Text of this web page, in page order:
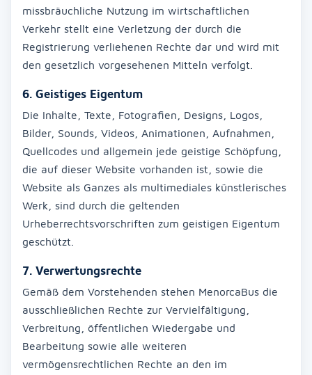
missbräuchliche Nutzung im wirtschaftlichen
Verkehr stellt eine Verletzung der durch die
Registrierung verliehenen Rechte dar und wird mit
den gesetzlich vorgesehenen Mitteln verfolgt.
6. Geistiges Eigentum
Die Inhalte, Texte, Fotografien, Designs, Logos,
Bilder, Sounds, Videos, Animationen, Aufnahmen,
Quellcodes und allgemein jede geistige Schöpfung,
die auf dieser Website vorhanden ist, sowie die
Website als Ganzes als multimediales künstlerisches
Werk, sind durch die geltenden
Urheberrechtsvorschriften zum geistigen Eigentum
geschützt.
7. Verwertungsrechte
Gemäß dem Vorstehenden stehen MenorcaBus die
ausschließlichen Rechte zur Vervielfältigung,
Verbreitung, öffentlichen Wiedergabe und
Bearbeitung sowie alle weiteren
vermögensrechtlichen Rechte an den im